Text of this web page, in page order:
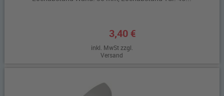
3,40 €
inkl. MwSt zzgl.
Versand